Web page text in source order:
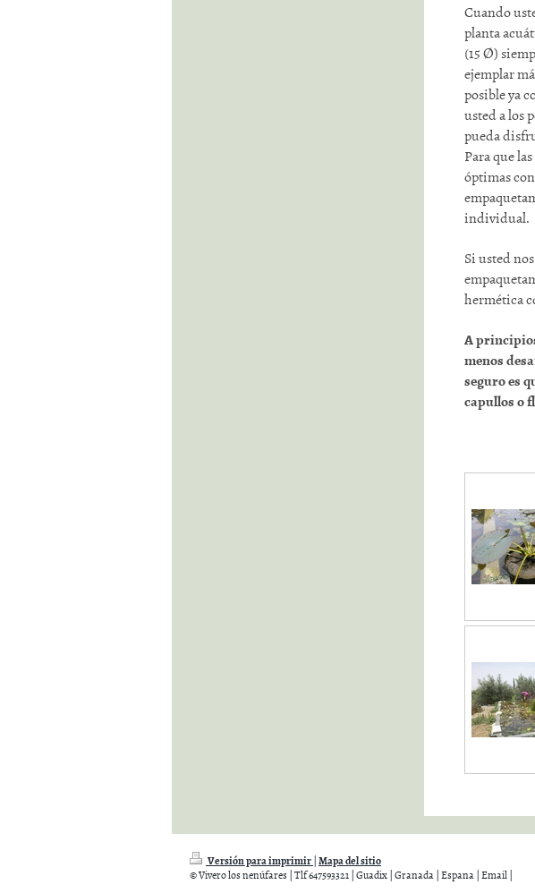
Cuando
planta
(15Ø)
ejemplar
posible ya
usted a los
pueda
Para que
óptimas
individual.
Si usted
hermética
A
menos
seguro es
capullos o
Versión para imprimir|Mapa del sitio
© Vivero los nenúfares | Tlf 647593321 | Guadix | Granada | Espana | Email |